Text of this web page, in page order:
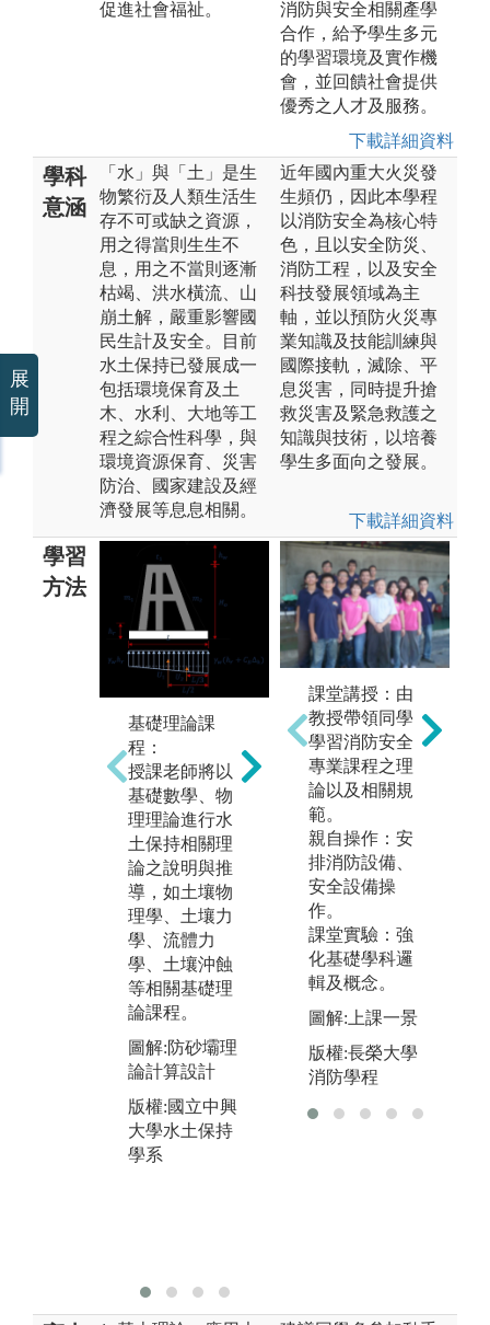
促進社會福祉。
消防與安全相關產學
合作，給予學生多元
的學習環境及實作機
會，並回饋社會提供
優秀之人才及服務。
下載詳細資料
學科
意涵
「水」與「土」是生
物繁衍及人類生活生
存不可或缺之資源，
用之得當則生生不
息，用之不當則逐漸
枯竭、洪水橫流、山
崩土解，嚴重影響國
民生計及安全。目前
水土保持已發展成一
包括環境保育及土
木、水利、大地等工
程之綜合性科學，與
環境資源保育、災害
防治、國家建設及經
濟發展等息息相關。
近年國內重大火災發
生頻仍，因此本學程
以消防安全為核心特
色，且以安全防災、
消防工程，以及安全
科技發展領域為主
軸，並以預防火災專
業知識及技能訓練與
國際接軌，滅除、平
息災害，同時提升搶
救災害及緊急救護之
知識與技術，以培養
學生多面向之發展。
下載詳細資料
學習
方法
基礎理論課
程：
授課老師將以
基礎數學、物
理理論進行水
土保持相關理
論之說明與推
導，如土壤物
理學、土壤力
學、流體力
學、土壤沖蝕
等相關基礎理
論課程。
圖解:防砂壩理
論計算設計
版權:國立中興
大學水土保持
學系
實驗學習：
搭配所開設的
基礎理論課
程，以實驗方
式進行理論之
驗證，如土壤
物理實驗、工
程圖學實習、
流體力學實
驗、土壤力學
實驗等相關實
驗課程。
圖解:學生操作
流體力學試驗
設備
版權:國立中興
學系
課堂講授：由
教授帶領同學
學習消防安全
專業課程之理
論以及相關規
範。
親自操作：安
排消防設備、
安全設備操
作。
課堂實驗：強
化基礎學科邏
輯及概念。
圖解:上課一景
版權:長榮大學
消防學程
展
開